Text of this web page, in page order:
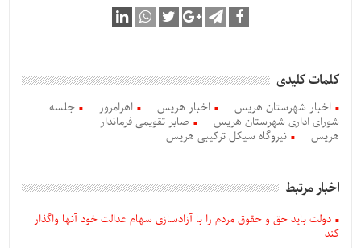
کلمات کلیدی
اخبار شهرستان هریس اخبار هریس اهرامروز
جلسه
شورای اداری شهرستان هریس
صابر تقویمی فرماندار
هریس
نیروگاه سیکل ترکیبی هریس
اخبار مرتبط
دولت باید حق و حقوق مردم را با آزادسازی سهام عدالت خود آنها واگذار
کند